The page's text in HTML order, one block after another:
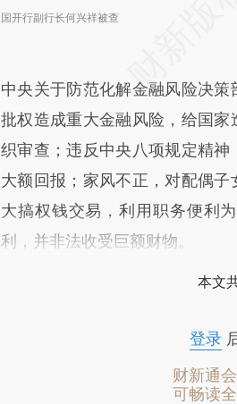
国开行副行长何兴祥被查
中央关于防范化解金融风险决
批权造成重大金融风险，给国
织审查；违反中央八项规定精
大额回报；家风不正，对配偶子
大搞权钱交易，利用职务便利
利，并非法收受巨额财物。
本文
登录
财新通
可畅读